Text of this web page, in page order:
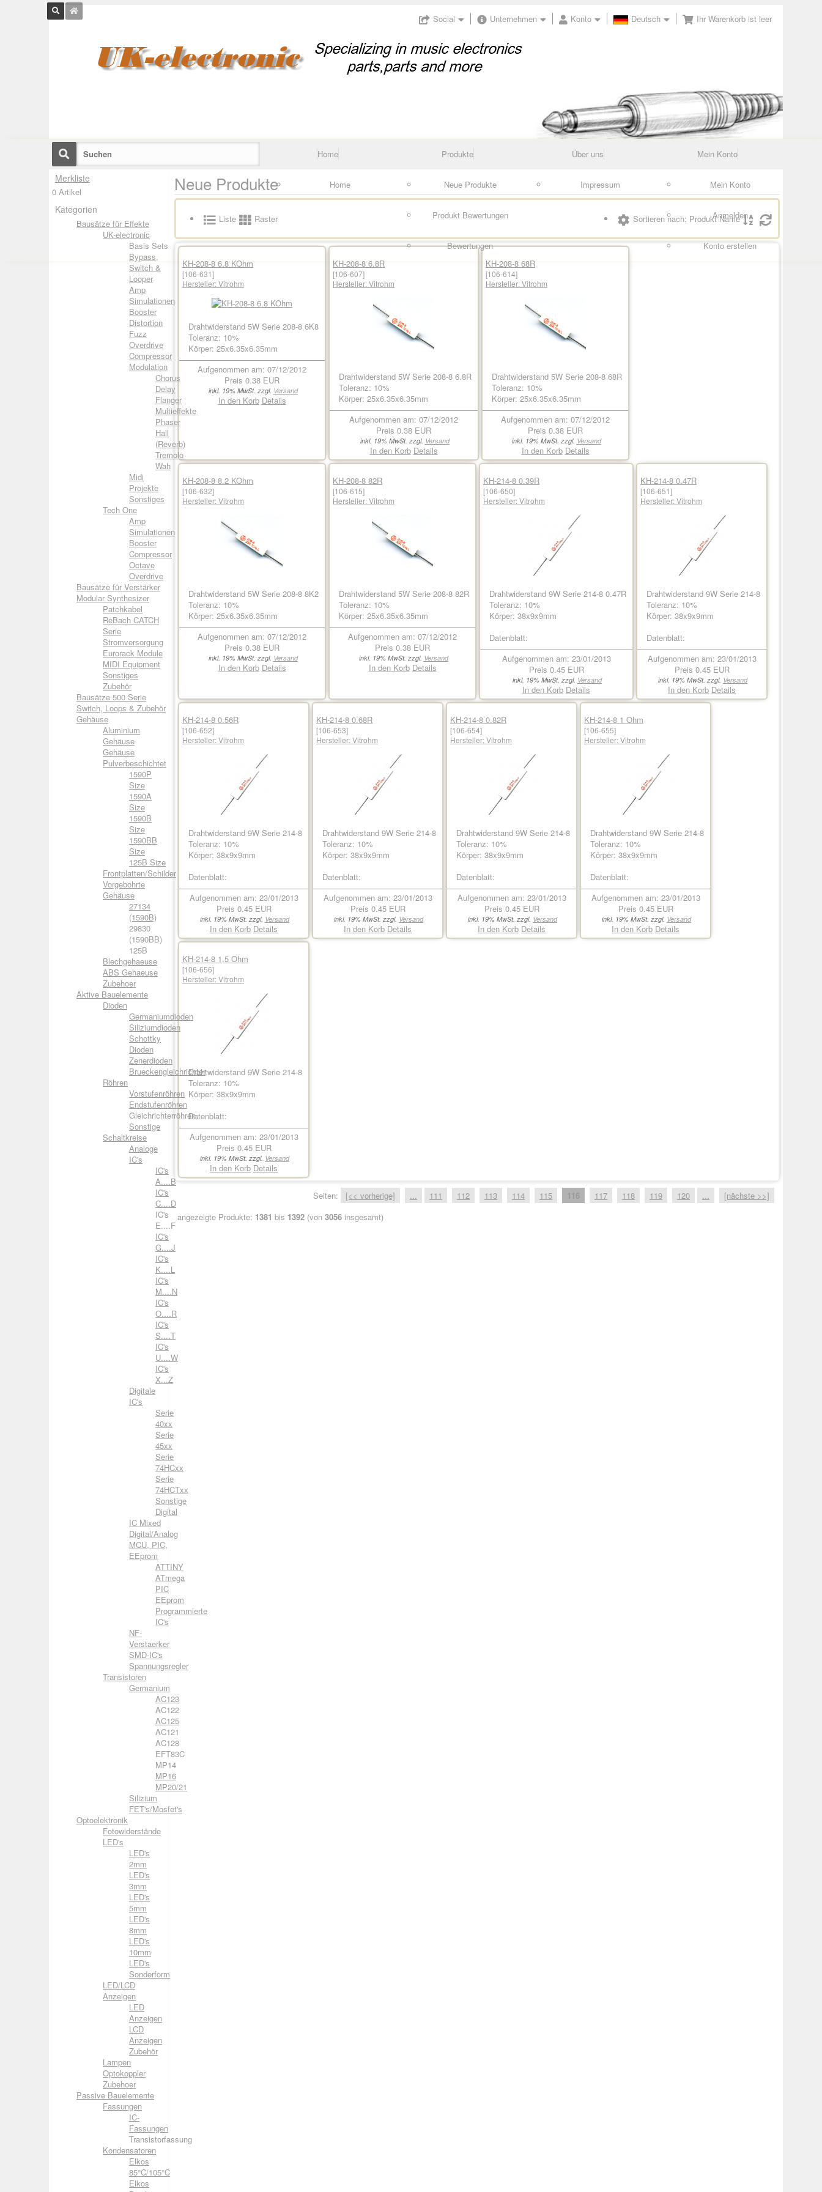
Social Unternehmen Konto Deutsch Ihr Warenkorb ist leer
Home
Home
Produkte
Neue Produkte
Produkt Bewertungen
Bewertungen
Über uns
Impressum
Mein Konto
Mein Konto
Anmelden
Konto erstellen
Neue Produkte
Sortieren nach: Produkt Name
Liste Raster
KH-208-8 6.8 KOhm
[106-631]
Hersteller:Vitrohm
Drahtwiderstand 5W Serie 208-8 6K8
Toleranz: 10%
Körper: 25x6.35x6.35mm
Aufgenommen am: 07/12/2012
Preis 0.38 EUR
inkl. 19% MwSt. zzgl. Versand
In den Korb Details
KH-208-8 6.8R
[106-607]
Hersteller:Vitrohm
Drahtwiderstand 5W Serie 208-8 6.8R
Toleranz: 10%
Körper: 25x6.35x6.35mm
Aufgenommen am: 07/12/2012
Preis 0.38 EUR
inkl. 19% MwSt. zzgl. Versand
In den Korb Details
KH-208-8 68R
[106-614]
Hersteller:Vitrohm
Drahtwiderstand 5W Serie 208-8 68R
Toleranz: 10%
Körper: 25x6.35x6.35mm
Aufgenommen am: 07/12/2012
Preis 0.38 EUR
inkl. 19% MwSt. zzgl. Versand
In den Korb Details
KH-208-8 8.2 KOhm
[106-632]
Hersteller:Vitrohm
Drahtwiderstand 5W Serie 208-8 8K2
Toleranz: 10%
Körper: 25x6.35x6.35mm
Aufgenommen am: 07/12/2012
Preis 0.38 EUR
inkl. 19% MwSt. zzgl. Versand
In den Korb Details
KH-208-8 82R
[106-615]
Hersteller:Vitrohm
Drahtwiderstand 5W Serie 208-8 82R
Toleranz: 10%
Körper: 25x6.35x6.35mm
Aufgenommen am: 07/12/2012
Preis 0.38 EUR
inkl. 19% MwSt. zzgl. Versand
In den Korb Details
KH-214-8 0.39R
[106-650]
Hersteller:Vitrohm
Drahtwiderstand 9W Serie 214-8 0.47R
Toleranz: 10%
Körper: 38x9x9mm
Datenblatt:
Aufgenommen am: 23/01/2013
Preis 0.45 EUR
inkl. 19% MwSt. zzgl. Versand
In den Korb Details
KH-214-8 0.47R
[106-651]
Hersteller:Vitrohm
Drahtwiderstand 9W Serie 214-8
Toleranz: 10%
Körper: 38x9x9mm
Datenblatt:
Aufgenommen am: 23/01/2013
Preis 0.45 EUR
inkl. 19% MwSt. zzgl. Versand
In den Korb Details
KH-214-8 0.56R
[106-652]
Hersteller:Vitrohm
Drahtwiderstand 9W Serie 214-8
Toleranz: 10%
Körper: 38x9x9mm
Datenblatt:
Aufgenommen am: 23/01/2013
Preis 0.45 EUR
inkl. 19% MwSt. zzgl. Versand
In den Korb Details
KH-214-8 0.68R
[106-653]
Hersteller:Vitrohm
Drahtwiderstand 9W Serie 214-8
Toleranz: 10%
Körper: 38x9x9mm
Datenblatt:
Aufgenommen am: 23/01/2013
Preis 0.45 EUR
inkl. 19% MwSt. zzgl. Versand
In den Korb Details
KH-214-8 0.82R
[106-654]
Hersteller:Vitrohm
Drahtwiderstand 9W Serie 214-8
Toleranz: 10%
Körper: 38x9x9mm
Datenblatt:
Aufgenommen am: 23/01/2013
Preis 0.45 EUR
inkl. 19% MwSt. zzgl. Versand
In den Korb Details
KH-214-8 1 Ohm
[106-655]
Hersteller:Vitrohm
Drahtwiderstand 9W Serie 214-8
Toleranz: 10%
Körper: 38x9x9mm
Datenblatt:
Aufgenommen am: 23/01/2013
Preis 0.45 EUR
inkl. 19% MwSt. zzgl. Versand
In den Korb Details
KH-214-8 1,5 Ohm
[106-656]
Hersteller:Vitrohm
Drahtwiderstand 9W Serie 214-8
Toleranz: 10%
Körper: 38x9x9mm
Datenblatt:
Aufgenommen am: 23/01/2013
Preis 0.45 EUR
inkl. 19% MwSt. zzgl. Versand
In den Korb Details
Seiten: [<< vorherige] 111 112 113 114 115 116 117 118 119 120
[nächste >>]
angezeigte Produkte: 1381 bis 1392 (von 3056 insgesamt)
Merkliste
0 Artikel
Kategorien
Bausätze für Effekte
UK-electronic
Basis Sets
Bypass,
Switch &
Looper
Amp
Simulationen
Booster
Distortion
Fuzz
Overdrive
Compressor
Modulation
Chorus
Delay
Flanger
Multieffekte
Phaser
Hall
(Reverb)
Tremolo
Wah
Midi
Projekte
Sonstiges
Tech One
Amp
Simulationen
Booster
Compressor
Octave
Overdrive
Bausätze für Verstärker
Modular Synthesizer
Patchkabel
ReBach CATCH
Serie
Stromversorgung
Eurorack Module
MIDI Equipment
Sonstiges
Zubehör
Bausätze 500 Serie
Switch, Loops & Zubehör
Gehäuse
Aluminium
Gehäuse
Gehäuse
Pulverbeschichtet
1590P
Size
1590A
Size
1590B
Size
1590BB
Size
125B Size
Frontplatten/Schilder
Vorgebohrte
Gehäuse
27134
(1590B)
29830
(1590BB)
125B
Blechgehaeuse
ABS Gehaeuse
Zubehoer
Aktive Bauelemente
Dioden
Germaniumdioden
Siliziumdioden
Schottky
Dioden
Zenerdioden
Brueckengleichrichter
Röhren
Vorstufenröhren
Endstufenröhren
Gleichrichterröhren
Sonstige
Schaltkreise
Analoge
IC's
IC's
A....B
IC's
C....D
IC's
E....F
IC's
G....J
IC's
K....L
IC's
M....N
IC's
O....R
IC's
S....T
IC's
U....W
IC's
X...Z
Digitale
IC's
Serie
40xx
Serie
45xx
Serie
74HCxx
Serie
74HCTxx
Sonstige
Digital
IC Mixed
Digital/Analog
MCU, PIC,
EEprom
ATTINY
ATmega
PIC
EEprom
Programmierte
IC's
NF-
Verstaerker
SMD-IC's
Spannungsregler
Transistoren
Germanium
AC123
AC122
AC125
AC121
AC128
EFT83C
MP14
MP16
MP20/21
Silizium
FET's/Mosfet's
Optoelektronik
Fotowiderstände
LED's
LED's
2mm
LED's
3mm
LED's
5mm
LED's
8mm
LED's
10mm
LED's
Sonderform
LED/LCD
Anzeigen
LED
Anzeigen
LCD
Anzeigen
Zubehör
Lampen
Optokoppler
Zubehoer
Passive Bauelemente
Fassungen
IC-
Fassungen
Transistorfassung
Kondensatoren
Elkos
85°C/105°C
Elkos